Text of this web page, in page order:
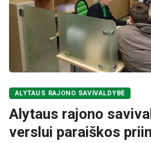
ALYTAUS RAJONO SAVIVALDYBĖ
Alytaus rajono
verslui paraiškos